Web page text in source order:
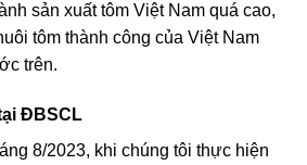
sản xuất tôm Việt Nam quá cao,
tôm thành công của Việt Nam
trên.
ĐBSCL
8/2023, khi chúng tôi thực hiện